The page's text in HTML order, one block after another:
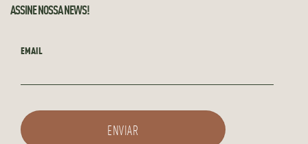
ASSINE NOSSA NEWS!
EMAIL